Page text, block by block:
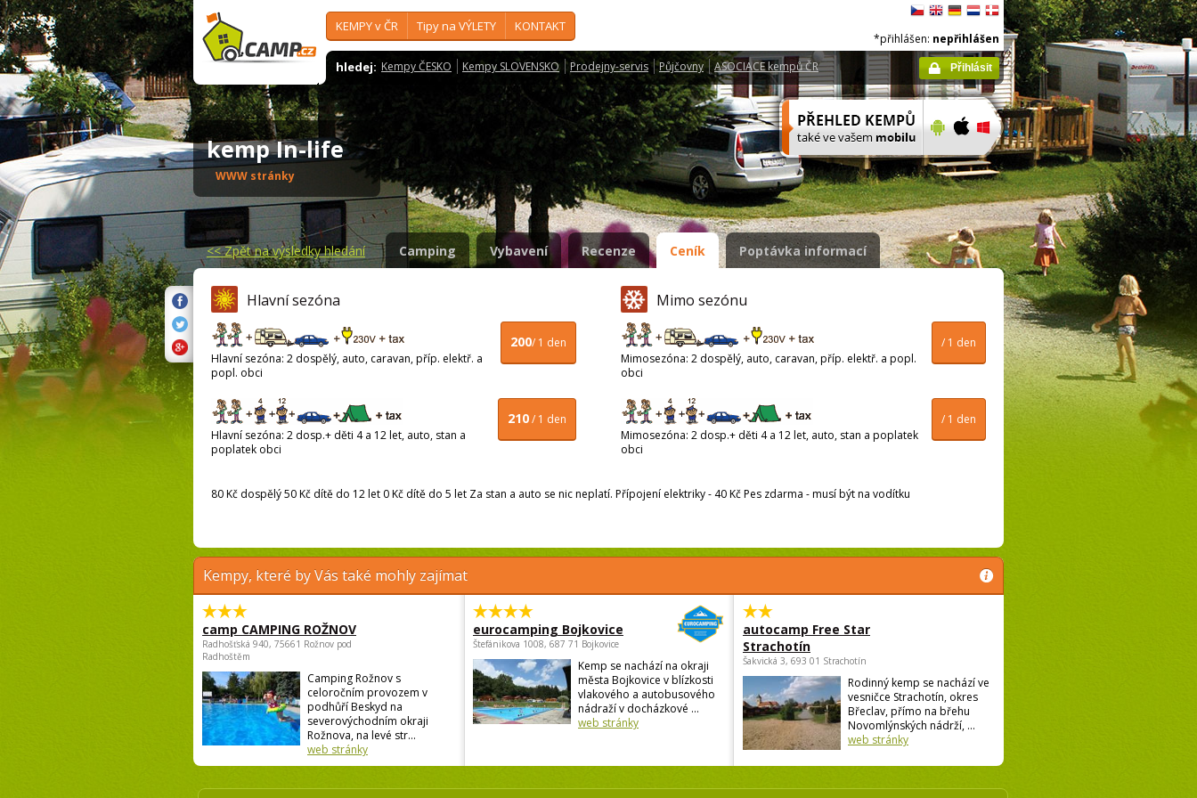
KEMPY v ČR Tipy na VÝLETY KONTAKT
hledej: Kempy ČESKO Kempy SLOVENSKO Prodejny-servis Půjčovny ASOCIACE kempů ČR
*přihlášen: nepřihlášen
Přihlásit
kemp In-life
WWW stránky
<<Zpět na výsledky hledání Camping Vybavení Recenze Ceník Poptávka informací
Hlavní sezóna
200/ 1 den
Hlavní sezóna: 2 dospělý, auto, caravan, příp. elektř. a
popl. obci
210/ 1 den
Hlavní sezóna: 2 dosp.+ děti 4 a 12 let, auto, stan a
poplatek obci
Mimo sezónu
/ 1 den
Mimosezóna: 2 dospělý, auto, caravan, příp. elektř. a popl.
obci
/ 1 den
Mimosezóna: 2 dosp.+ děti 4 a 12 let, auto, stan a poplatek
obci
80 Kč dospělý 50 Kč dítě do 12 let 0 Kč dítě do 5 let Za stan a auto se nic neplatí. Přípojení elektriky - 40 Kč Pes zdarma - musí být na vodítku
Kempy, které by Vás také mohly zajímat
camp CAMPING ROŽNOV
Radhošťská 940, 75661 Rožnov pod
Radhoštěm
Camping Rožnov s
celoročním provozem v
podhůří Beskyd na
severovýchodním okraji
Rožnova, na levé str...
web stránky
eurocamping Bojkovice
Štefánikova 1008, 687 71 Bojkovice
Kemp se nachází na okraji
města Bojkovice v blízkosti
vlakového a autobusového
nádraží v docházkové ...
web stránky
autocamp Free Star
Strachotín
Šakvická 3, 693 01 Strachotín
Rodinný kemp se nachází ve
vesničce Strachotín, okres
Břeclav, přímo na břehu
Novomlýnských nádrží, ...
web stránky